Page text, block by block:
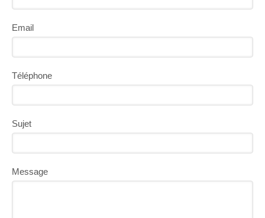
Email
Téléphone
Sujet
Message